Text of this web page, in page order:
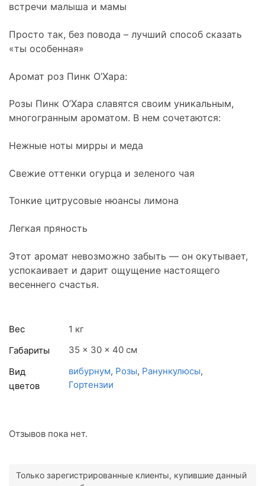
встречи малыша и мамы
Просто так, без повода – лучший способ сказать
«ты особенная»
Аромат роз Пинк О’Хара:
Розы Пинк О’Хара славятся своим уникальным,
многогранным ароматом. В нем сочетаются:
Нежные ноты мирры и меда
Свежие оттенки огурца и зеленого чая
Тонкие цитрусовые нюансы лимона
Легкая пряность
Этот аромат невозможно забыть — он окутывает,
успокаивает и дарит ощущение настоящего
весеннего счастья.
Вес
1 кг
Габариты
35 × 30 × 40 см
Вид
цветов
вибурнум, Розы, Ранункулюсы,
Гортензии
Отзывов пока нет.
Только зарегистрированные клиенты, купившие данный